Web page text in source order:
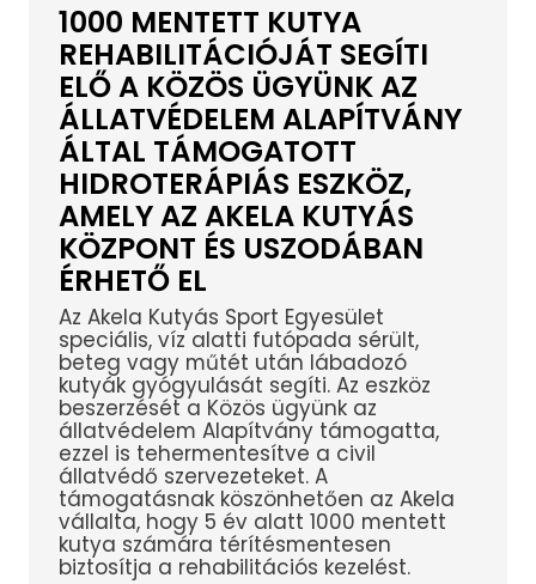
1000 MENTETT KUTYA
REHABILITÁCIÓJÁT SEGÍTI
ELŐ A KÖZÖS ÜGYÜNK AZ
ÁLLATVÉDELEM ALAPÍTVÁNY
ÁLTAL TÁMOGATOTT
HIDROTERÁPIÁS ESZKÖZ,
AMELY AZ AKELA KUTYÁS
KÖZPONT ÉS USZODÁBAN
ÉRHETŐ EL
Az Akela Kutyás Sport Egyesület
speciális, víz alatti futópada sérült,
beteg vagy műtét után lábadozó
kutyák gyógyulását segíti. Az eszköz
beszerzését a Közös ügyünk az
állatvédelem Alapítvány támogatta,
ezzel is tehermentesítve a civil
állatvédő szervezeteket. A
támogatásnak köszönhetően az Akela
vállalta, hogy 5 év alatt 1000 mentett
kutya számára térítésmentesen
biztosítja a rehabilitációs kezelést.